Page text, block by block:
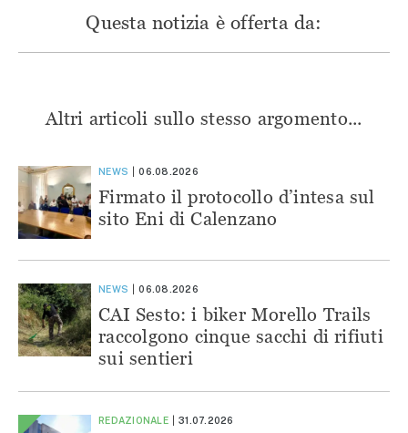
Questa notizia è offerta da:
Altri articoli sullo stesso argomento...
NEWS 06.08.2026
Firmato il protocollo d’intesa sul
sito Eni di Calenzano
NEWS 06.08.2026
CAI Sesto: i biker Morello Trails
raccolgono cinque sacchi di rifiuti
sui sentieri
REDAZIONALE 31.07.2026